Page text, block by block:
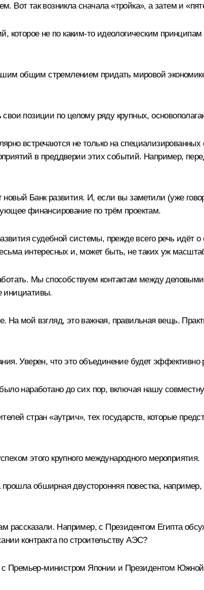
так возникла сначала «тройка», а затем и
которое не по каким-то идеологическим
общим стремлением придать мировой
позиции по целому ряду крупных,
встречаются не только на
в преддверии этих событий. Например,
Банк развития. И, если вы заметили (уже
финансирование по трём проектам.
судебной системы, прежде всего речь
интересных и, может быть, не таких уж
Мы способствуем контактам между
инициативы.
мой взгляд, это важная, правильная вещь.
Уверен, что это объединение будет
наработано до сих пор, включая нашу
стран «аутрич», тех государств, которые
этого крупного международного мероприятия.
обширная двусторонняя повестка,
рассказали. Например, с Президентом Египта
контракта по строительству АЭС?
с Премьер-министром Японии и Президентом